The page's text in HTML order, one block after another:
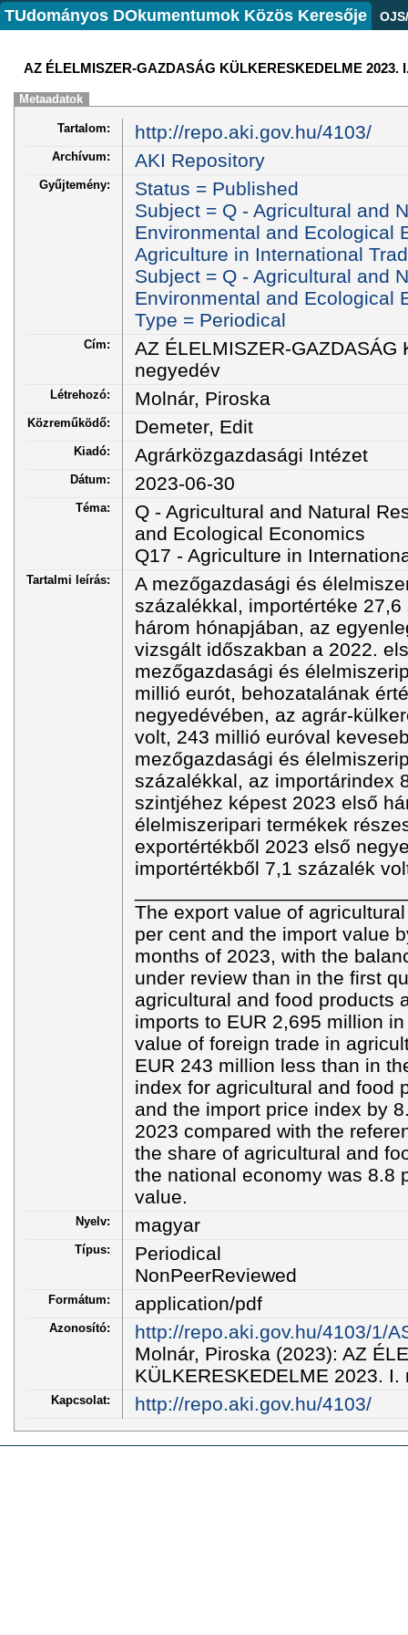
TUdományos DOkumentumok Közös Keresője
AZ ÉLELMISZER-GAZDASÁG KÜLKERESKEDELME 2023.
Metaadatok
Tartalom: http://repo.aki.gov.hu/4103/
Archívum: AKI Repository
Gyűjtemény:
Status = Published
Subject = Q - Agricultural and
Environmental and Ecological
Agriculture in International
Subject = Q - Agricultural and
Environmental and Ecological
Type = Periodical
Cím:
AZ ÉLELMISZER-GAZDASÁG
negyedév
Létrehozó: Molnár, Piroska
Közreműködő: Demeter, Edit
Kiadó: Agrárközgazdasági Intézet
Dátum: 2023-06-30
Téma:
Q - Agricultural and Natural
and Ecological Economics
Q17 - Agriculture in
Tartalmi leírás:
A mezőgazdasági és
százalékkal, importértéke
három hónapjában, az
vizsgált időszakban a 2022.
mezőgazdasági és
millió eurót, behozatalának
negyedévében, az agrár-
volt, 243 millió euróval
mezőgazdasági és
százalékkal, az importárindex
szintjéhez képest 2023 első
élelmiszeripari termékek
exportértékből 2023 első
importértékből 7,1 százalék
The export value of
per cent and the import value
months of 2023, with the
under review than in the first
agricultural and food products
imports to EUR 2,695 million
value of foreign trade in
EUR 243 million less than in
index for agricultural and food
and the import price index by
2023 compared with the
the share of agricultural and
the national economy was 8.8
value.
Nyelv: magyar
Típus:
Periodical
NonPeerReviewed
Formátum: application/pdf
Azonosító:
http://repo.aki.gov.hu/4103/1/
Molnár, Piroska (2023): AZ
KÜLKERESKEDELME 2023.
Kapcsolat: http://repo.aki.gov.hu/4103/